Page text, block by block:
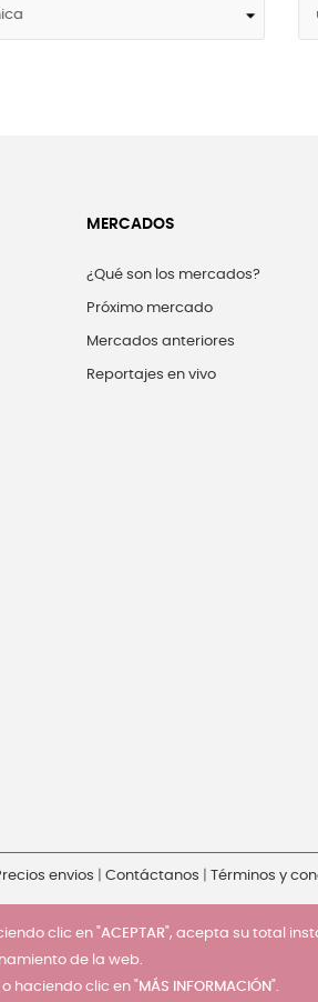
MERCADOS
¿Qué son los mercados?
Próximo mercado
Mercados anteriores
Reportajes en vivo
envios Contáctanos Términos y
clic en "ACEPTAR", acepta su total
de la web.
haciendo clic en "MÁS INFORMACIÓN".